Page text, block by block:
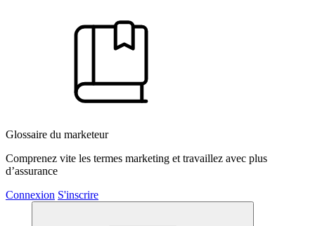
Glossaire du marketeur
Comprenez vite les termes marketing et travaillez avec plus
d’assurance
Connexion S'inscrire